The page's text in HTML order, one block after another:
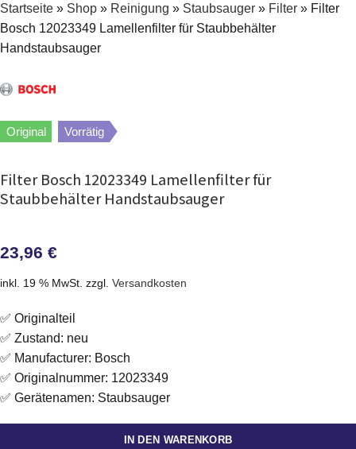
Startseite » Shop » Reinigung » Staubsauger » Filter » Filter
Bosch 12023349 Lamellenfilter für Staubbehälter
Handstaubsauger
Original Vorrätig
Filter Bosch 12023349 Lamellenfilter für
Staubbehälter Handstaubsauger
23,96 €
inkl. 19 % MwSt. zzgl. Versandkosten
✅ Originalteil
✅ Zustand: neu
✅ Manufacturer: Bosch
✅ Originalnummer: 12023349
✅ Gerätenamen: Staubsauger
IN DEN WARENKORB